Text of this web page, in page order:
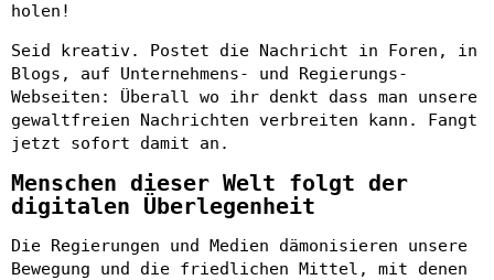
holen!
Seid kreativ. Postet die Nachricht in Foren, in
Blogs, auf Unternehmens- und Regierungs-
Webseiten: Überall wo ihr denkt dass man unsere
gewaltfreien Nachrichten verbreiten kann. Fangt
jetzt sofort damit an.
Menschen dieser Welt folgt der
digitalen Überlegenheit
Die Regierungen und Medien dämonisieren unsere
Bewegung und die friedlichen Mittel, mit denen